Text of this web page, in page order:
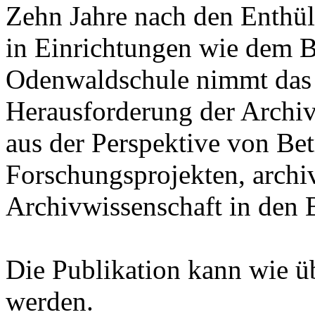
Zehn Jahre nach den
in Einrichtungen wie dem
Odenwaldschule nimmt
Herausforderung der
aus der Perspektive von
Forschungsprojekten,
Archivwissenschaft in den
Die Publikation kann wie
werden.